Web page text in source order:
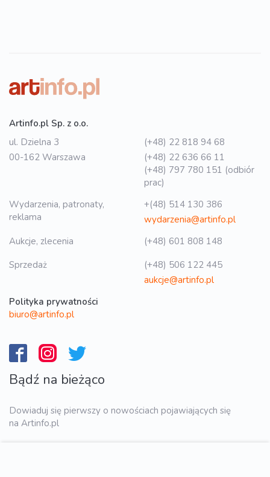
Artinfo.pl Sp. z o.o.
ul. Dzielna 3
00-162 Warszawa
(+48) 22 818 94 68
(+48) 22 636 66 11
(+48) 797 780 151 (odbiór
prac)
Wydarzenia, patronaty,
reklama
+(48) 514 130 386
wydarzenia@artinfo.pl
Aukcje, zlecenia
(+48) 601 808 148
Sprzedaż
(+48) 506 122 445
aukcje@artinfo.pl
Polityka prywatności
biuro@artinfo.pl
Bądź na bieżąco
Dowiaduj się pierwszy o nowościach pojawiających się
na Artinfo.pl